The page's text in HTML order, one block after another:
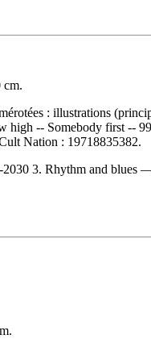
: illustrations
high -- Somebody first --
Nation : 19718835382.
3. Rhythm and blues